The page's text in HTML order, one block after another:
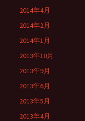
2014年4月
2014年2月
2014年1月
2013年10月
2013年9月
2013年6月
2013年5月
2013年4月